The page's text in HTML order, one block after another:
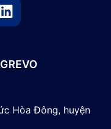
Hòa Đông, huyện